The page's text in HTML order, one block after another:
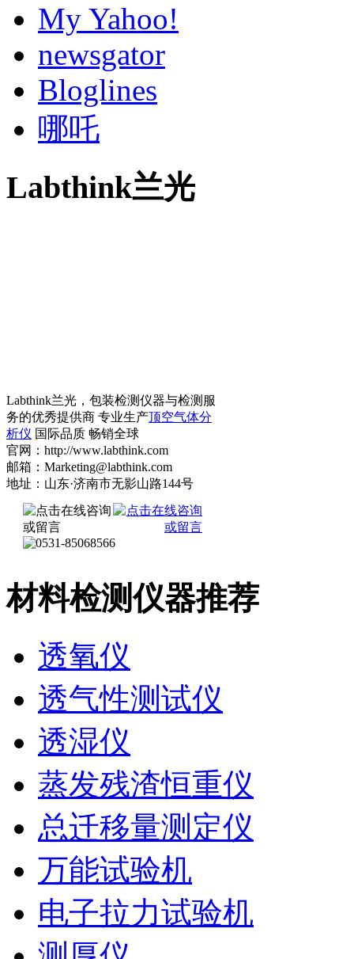
My Yahoo!
newsgator
Bloglines
哪吒
Labthink兰光
Labthink兰光，包装检测仪器与检测服
务的优秀提供商 专业生产顶空气体分
析仪 国际品质 畅销全球
官网：http://www.labthink.com
邮箱：Marketing@labthink.com
地址：山东·济南市无影山路144号
材料检测仪器推荐
透氧仪
透气性测试仪
透湿仪
蒸发残渣恒重仪
总迁移量测定仪
万能试验机
电子拉力试验机